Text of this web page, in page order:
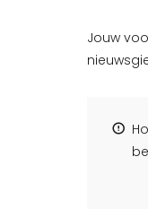
Jouw